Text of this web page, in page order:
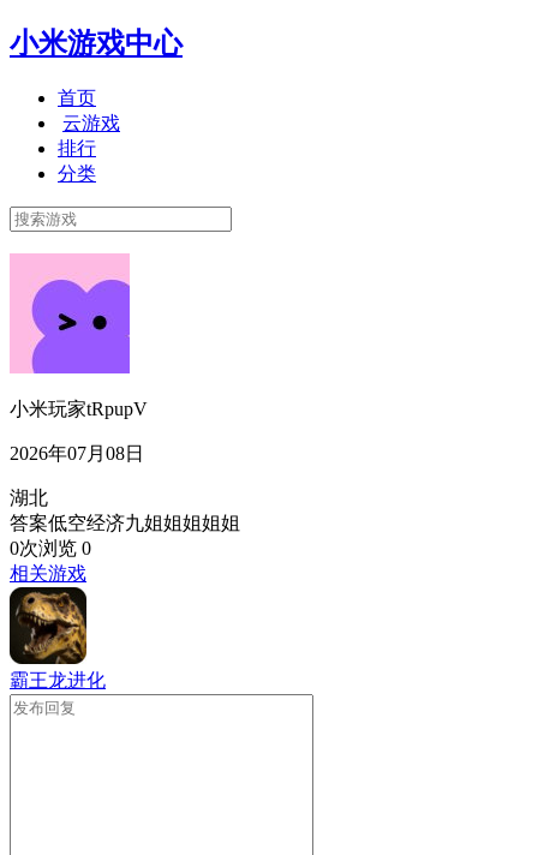
小米游戏中心
首页
云游戏
排行
分类
小米玩家tRpupV
2026年07月08日
湖北
答案低空经济九姐姐姐姐姐
0次浏览 0
相关游戏
霸王龙进化